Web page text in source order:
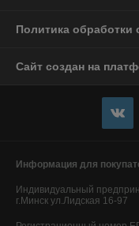
Политика обработки
Сайт создан на
Информация для
Индивидуальный
г.Минск ул.Лидская 16-97